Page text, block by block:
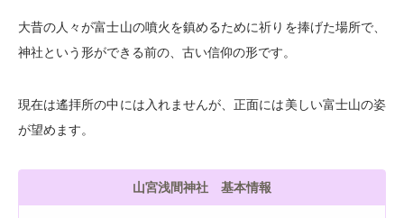
大昔の人々が富士山の噴火を鎮めるために祈りを捧げた場所で、
神社という形ができる前の、古い信仰の形です。
現在は遙拝所の中には入れませんが、正面には美しい富士山の姿
が望めます。
山宮浅間神社 基本情報